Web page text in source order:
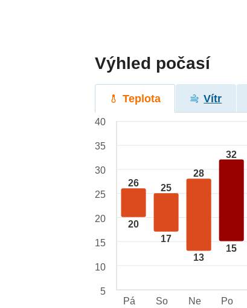
Výhled počasí
Teplota Vítr
26
20
25
17
28
13
32
15
40
35
30
25
20
15
10
5
Pá
So Ne Po